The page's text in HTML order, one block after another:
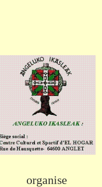
organise